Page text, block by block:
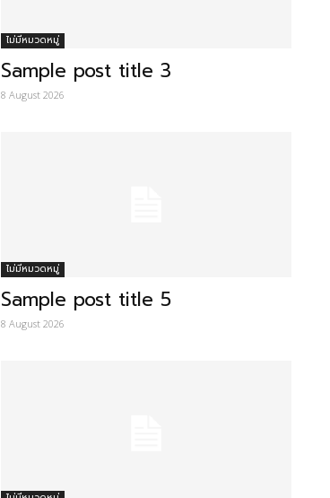
ไม่มีหมวดหมู่
Sample post title 3
8 August 2026
ไม่มีหมวดหมู่
Sample post title 5
8 August 2026